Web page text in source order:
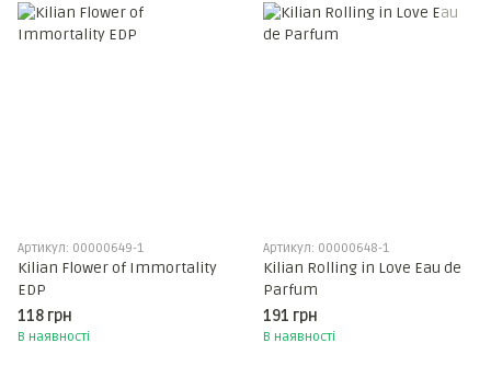
Артикул: 00000649-1
Kilian Flower of Immortality
EDP
118 грн
В наявності
Артикул: 00000648-1
Kilian Rolling in Love Eau de
Parfum
191 грн
В наявності